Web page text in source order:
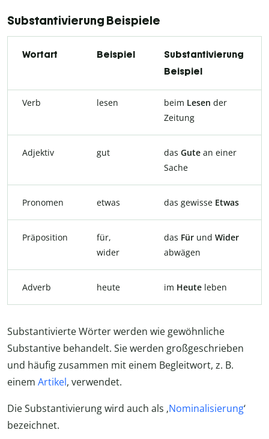
Substantivierung Beispiele
Wortart Beispiel
Substantivierung
Beispiel
Verb lesen beim Lesen der
Zeitung
Adjektiv gut das Gute an einer
Sache
Pronomen etwas das gewisse Etwas
Präposition
für,
wider
das Für und Wider
abwägen
Adverb heute im Heute leben
Substantivierte Wörter werden wie gewöhnliche
Substantive behandelt. Sie werden großgeschrieben
und häufig zusammen mit einem Begleitwort, z. B.
einem Artikel, verwendet.
Die Substantivierung wird auch als ‚Nominalisierung‘
bezeichnet.